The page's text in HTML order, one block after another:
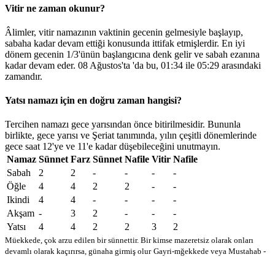
Vitir ne zaman okunur?
Âlimler, vitir namazının vaktinin gecenin gelmesiyle başlayıp,
sabaha kadar devam ettiği konusunda ittifak etmişlerdir. En iyi
dönem gecenin 1/3'ünün başlangıcına denk gelir ve sabah ezanına
kadar devam eder. 08 Ağustos'ta 'da bu, 01:34 ile 05:29 arasındaki
zamandır.
Yatsı namazı için en doğru zaman hangisi?
Tercihen namazı gece yarısından önce bitirilmesidir. Bununla
birlikte, gece yarısı ve Şeriat tanımında, yılın çeşitli dönemlerinde
gece saat 12'ye ve 11'e kadar düşebileceğini unutmayın.
Namaz Sünnet Farz Sünnet Nafile Vitir Nafile
Sabah
2 2 - - -
-
Öğle
4 4 2 2 -
-
Ikindi
4 4 - - -
-
Akşam - 3 2 - -
-
Yatsı
4 4 2 2 3 2
Müekkede, çok arzu edilen bir sünnettir. Bir kimse mazeretsiz olarak onları
devamlı olarak kaçırırsa, günaha girmiş olur Gayri-mğekkede veya Mustahab -